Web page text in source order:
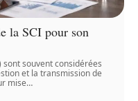
la SCI pour son
sont souvent considérées
et la transmission de
mise…